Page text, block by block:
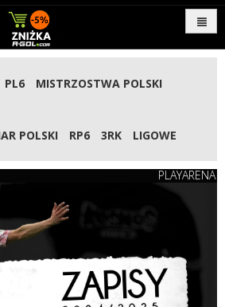
PL6 MISTRZOSTWA POLSKI
POLSKI RP6 3RK LIGOWE
PLAYARENA